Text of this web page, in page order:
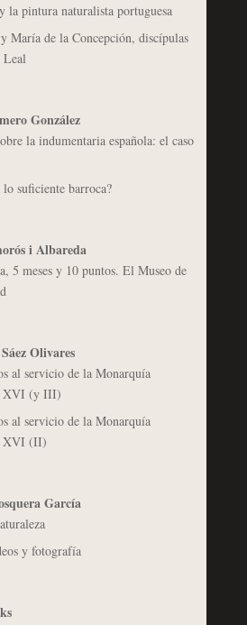
la pintura naturalista portuguesa
María de la Concepción, discípulas
Leal
González
la indumentaria española: el caso
suficiente barroca?
i Albareda
5 meses y 10 puntos. El Museo de
Olivares
al servicio de la Monarquía
XVI (y III)
al servicio de la Monarquía
XVI (II)
García
y fotografía